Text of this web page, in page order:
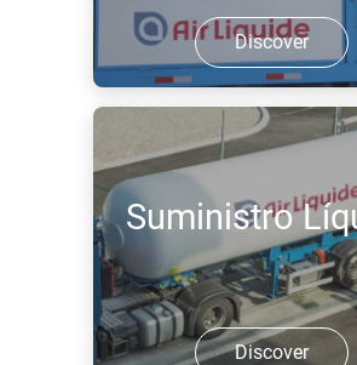
Discover
Suministro
Discover